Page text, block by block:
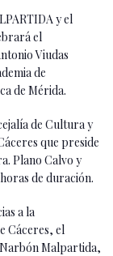
y el
el
Viudas
de
de Mérida.
de Cultura y
que preside
Plano Calvo y
de duración.
a la
Cáceres, el
Malpartida,